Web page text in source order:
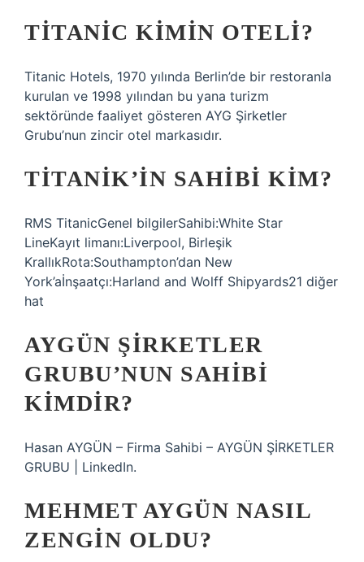
TITANIC KIMIN OTELI?
Titanic Hotels, 1970 yılında Berlin’de bir restoranla
kurulan ve 1998 yılından bu yana turizm
sektöründe faaliyet gösteren AYG Şirketler
Grubu’nun zincir otel markasıdır.
TITANIK’IN SAHIBI KIM?
RMS TitanicGenel bilgilerSahibi:White Star
LineKayıt limanı:Liverpool, Birleşik
KrallıkRota:Southampton’dan New
York’aİnşaatçı:Harland and Wolff Shipyards21 diğer
hat
AYGÜN ŞIRKETLER
GRUBU’NUN SAHIBI
KIMDIR?
Hasan AYGÜN – Firma Sahibi – AYGÜN ŞİRKETLER
GRUBU | LinkedIn.
MEHMET AYGÜN NASIL
ZENGIN OLDU?